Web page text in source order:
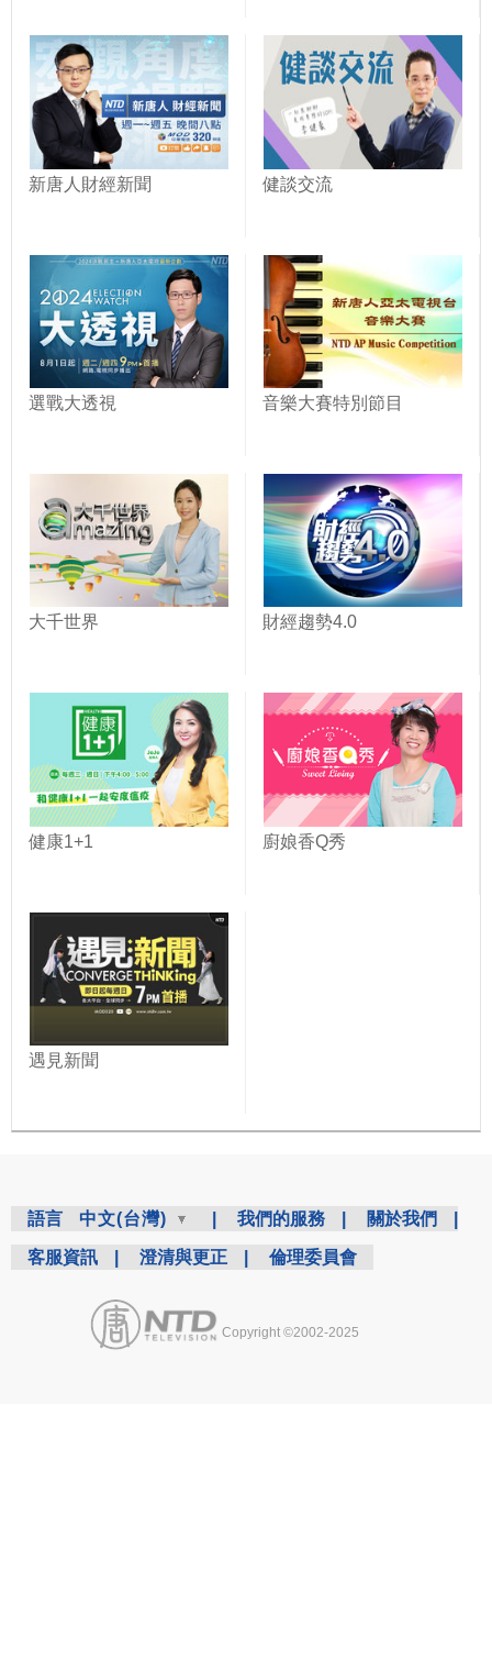
新唐人財經新聞 健談交流
選戰大透視 音樂大賽特別節目
大千世界 財經趨勢4.0
健康1+1 廚娘香Q秀
遇見新聞
語言 中文(台灣) 我們的服務 關於我們
客服資訊 澄清與更正 倫理委員會
Copyright ©2002-2025